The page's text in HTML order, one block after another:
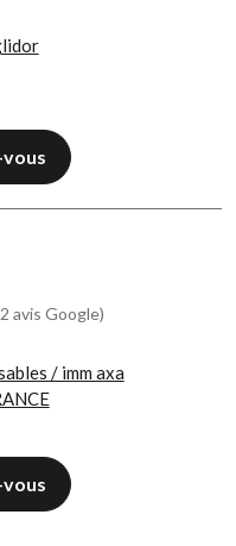
vous
avis Google)
/ imm axa
vous